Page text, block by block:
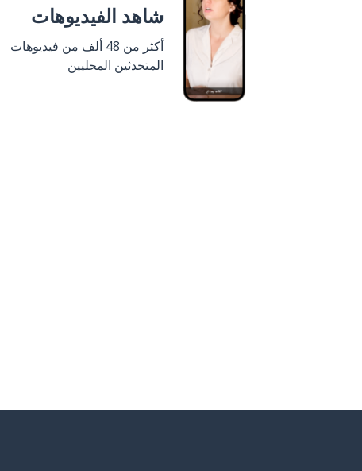
شاهد الفيديوهات
أكثر من 48 ألف من فيديوهات
المتحدثين المحليين